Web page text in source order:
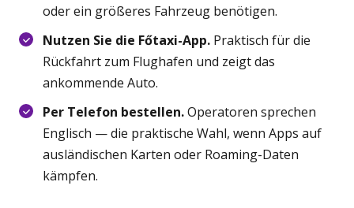
oder ein größeres Fahrzeug benötigen.
Nutzen Sie die Főtaxi-App. Praktisch für die
Rückfahrt zum Flughafen und zeigt das
ankommende Auto.
Per Telefon bestellen.Operatoren sprechen
Englisch — die praktische Wahl, wenn Apps auf
ausländischen Karten oder Roaming-Daten
kämpfen.